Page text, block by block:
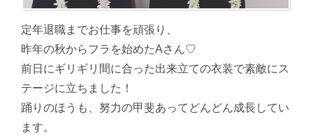
定年退職までお仕事を頑張り、
昨年の秋からフラを始めたAさん♡
前日にギリギリ間に合った出来立ての衣装で素敵にス
テージに立ちました！
踊りのほうも、努力の甲斐あってどんどん成長してい
ます。